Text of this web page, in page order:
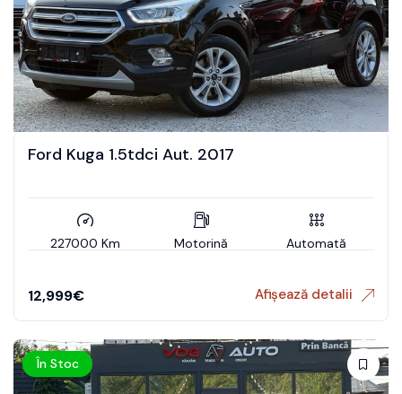
Ford Kuga 1.5tdci Aut. 2017
227000 Km Motorină Automată
12,999€ Afișează detalii
În Stoc